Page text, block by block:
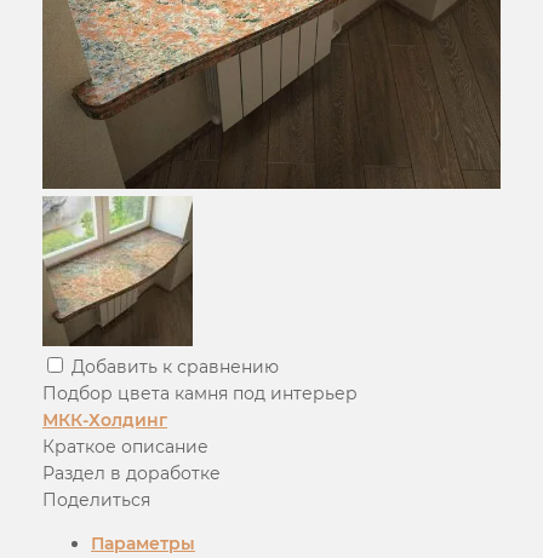
Добавить к сравнению
Подбор цвета камня под интерьер
МКК-Холдинг
Краткое описание
Раздел в доработке
Поделиться
Параметры